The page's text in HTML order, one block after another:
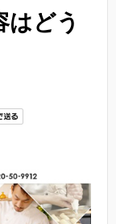
はどう